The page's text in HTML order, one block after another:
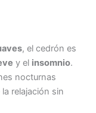
, el cedrón es
y el insomnio.
nocturnas
relajación sin